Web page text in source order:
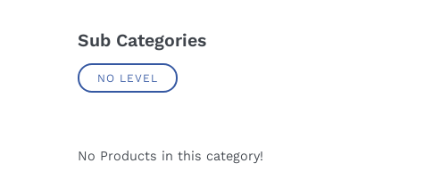
Sub Categories
NO LEVEL
No Products in this category!